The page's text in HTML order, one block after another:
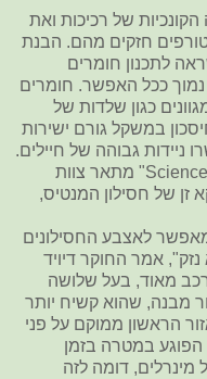
של רכיכות ואת
חזקים מהם. הבנת
לתכנון חומרים
ככל האפשר. חומרים
כגון שלדות של
במשקל גורם ישירות
ניידות גבוהה של חיילים.
במאמר שהתפרסם לאחרונה במגזין "Science" מתאר צוות
זן של חסילון המנטיס,
לאצבע החסילונים
אמר החוקר דיויד
מאוד, בעל שלושה
מבנה, שהוא קשיח יותר
הראשון ממוקם על פני
במטרה בזמן
מינרלים, דומה לזה